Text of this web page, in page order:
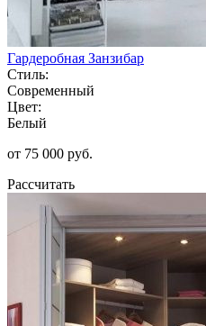
Гардеробная Занзибар
Стиль:
Современный
Цвет:
Белый
от 75 000 руб.
Рассчитать